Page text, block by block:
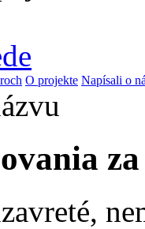
O projekte Napísali o